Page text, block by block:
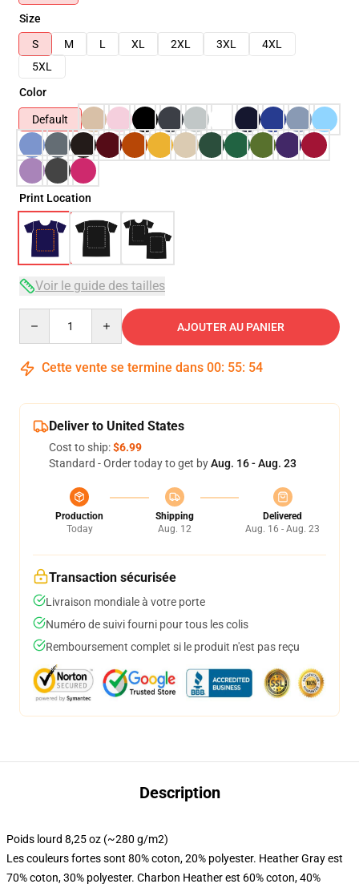
Size
S
M L XL 2XL 3XL
4XL
5XL
Color
Default
Print Location
Voir le guide des tailles
AJOUTER AU PANIER
Cette vente se termine dans 00: 55: 53
Deliver to United States
Cost to ship:$6.99
Standard - Order today to get byAug. 16 - Aug. 23
Production
Today
Shipping
Aug. 12
Delivered
Aug. 16 - Aug. 23
Transaction sécurisée
Livraison mondiale à votre porte
Numéro de suivi fourni pour tous les colis
Remboursement complet si le produit n'est pas reçu
Description
Poids lourd 8,25 oz (~280 g/m2)
Les couleurs fortes sont 80% coton, 20% polyester. Heather Gray est
70% coton, 30% polyester. Charbon Heather est 60% coton, 40%